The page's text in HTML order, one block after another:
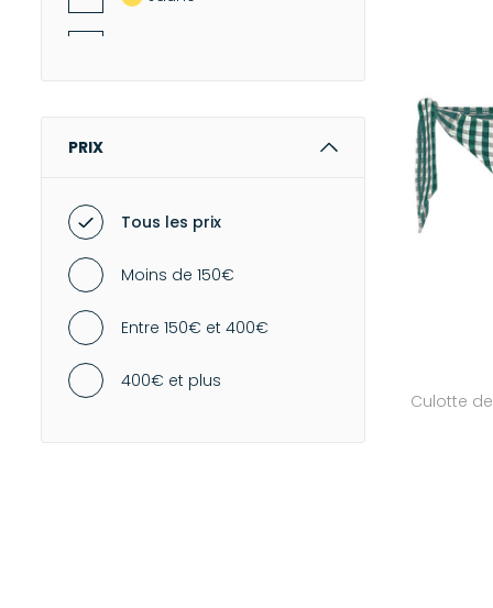
PRIX
Tous les prix
Moins de 150€
Entre 150€ et 400€
400€ et plus
Culotte